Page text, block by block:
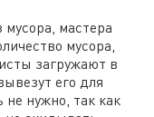
мусора, мастера
мусора,
загружают в
его для
нужно, так как